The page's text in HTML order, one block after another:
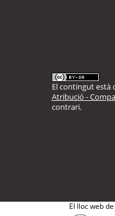
El contingut està
Atribució -
contrari.
El lloc web